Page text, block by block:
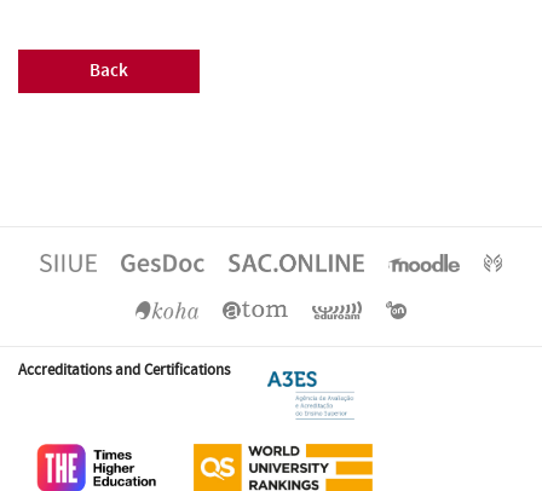
Back
Accreditations and Certifications